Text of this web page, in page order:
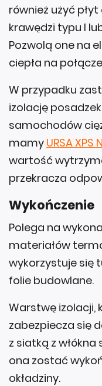
również użyć
krawędzi typu I
Pozwolą one na
ciepła na
W przypadku
izolację
samochodów
mamy URSA XPS
wartość
przekracza
Wykończenie
Polega na
materiałów
wykorzystuje się
folie budowlane.
Warstwę izolacji,
zabezpiecza się
z siatką z
ona zostać
okładziny.